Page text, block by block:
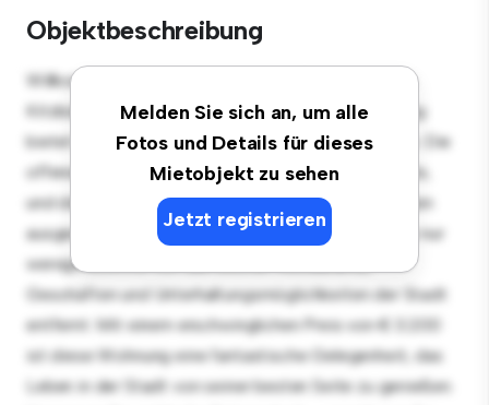
Objektbeschreibung
Melden Sie sich an, um alle
Fotos und Details für dieses
Mietobjekt zu sehen
Jetzt registrieren
Willkommen in Ihrem neuen urbanen Rückzugsort in
Kitzbühel! Diese moderne 2 Schlafzimmer-Wohnung
bietet einen stilvollen und gemütlichen Lebensraum. Die
offene Raumaufteilung eignet sich perfekt für Gäste,
und die elegante Küche ist mit erstklassigen Geräten
ausgestattet. Dank der erstklassigen Lage sind Sie nur
wenige Schritte von den besten Restaurants,
Geschäften und Unterhaltungsmöglichkeiten der Stadt
entfernt. Mit einem erschwinglichen Preis von € 3.200
ist diese Wohnung eine fantastische Gelegenheit, das
Leben in der Stadt von seiner besten Seite zu genießen.